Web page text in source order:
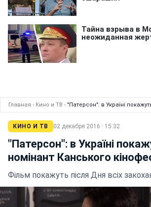
Главная › Кино и ТВ › "Патерсон": в Україні
КИНО И ТВ 02 декабря 2016 · 15:32
"Патерсон": в Україні
номінант Канського
Фільм покажуть після Дня всіх